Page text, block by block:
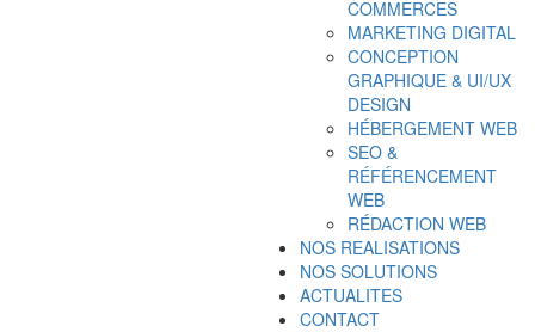
COMMERCES
MARKETING DIGITAL
CONCEPTION
GRAPHIQUE & UI/UX
DESIGN
HÉBERGEMENT WEB
SEO &
RÉFÉRENCEMENT
WEB
RÉDACTION WEB
NOS REALISATIONS
NOS SOLUTIONS
ACTUALITES
CONTACT